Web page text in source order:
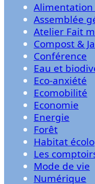
Assemblée
Atelier Fait
Compost &
Conférence
Eau et
Eco-anxiété
Ecomobilité
Economie
Energie
Forêt
Habitat
Les
Mode de vie
Numérique